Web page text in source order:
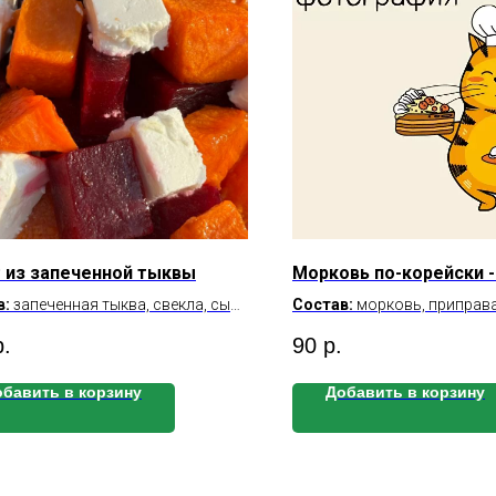
из запеченной тыквы
запеченная тыква, свекла, сыр,
100 г:
в корзину
Морковь по-корейски -
Состав: морковь,
масло растительное
Калорийность на 100 г:92.5
90 р.
Добавить в корзину